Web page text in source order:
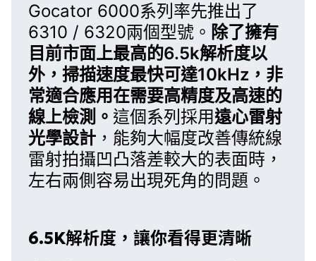
Gocator 6000系列 率先推出了
6310 / 6320兩個型號。 除了擁有
目前市面上最高的6.5k解析度以
外，掃描速度最快可達10kHz，非
常適合應用在需要高精度及高速的
線上檢測。 這個系列 採用遠心雷射
光學設計 ，能夠大幅度改善傳統線
雷射拍攝凹凸落差較大的表面時，
左右兩側容易出現死角的問題。
6.5K解析度，讓你看得更清晰